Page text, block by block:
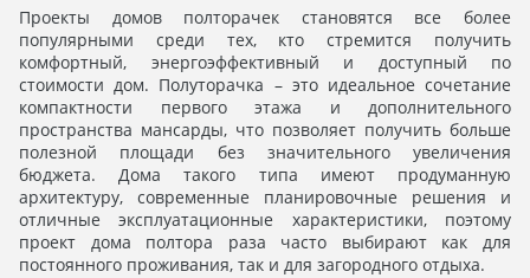
Проекты домов полторачек становятся все более
популярными среди тех, кто стремится получить
комфортный, энергоэффективный и доступный по
стоимости дом. Полуторачка – это идеальное сочетание
компактности первого этажа и дополнительного
пространства мансарды, что позволяет получить больше
полезной площади без значительного увеличения
бюджета. Дома такого типа имеют продуманную
архитектуру, современные планировочные решения и
отличные эксплуатационные характеристики, поэтому
проект дома полтора раза часто выбирают как для
постоянного проживания, так и для загородного отдыха.